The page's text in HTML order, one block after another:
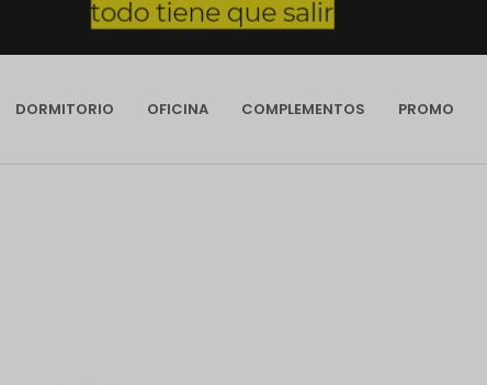
DORMITORIO OFICINA COMPLEMENTOS PROMO